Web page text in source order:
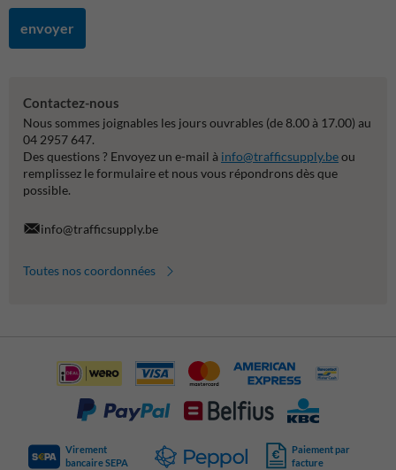
envoyer
Contactez-nous
Nous sommes joignables les jours ouvrables (de 8.00 à 17.00) au
04 2957 647.
Des questions ? Envoyez un e-mail à info@trafficsupply.beou
remplissez le formulaire et nous vous répondrons dès que
possible.
info@trafficsupply.be
Toutes nos coordonnées
Virement
bancaire SEPA
Paiement par
facture